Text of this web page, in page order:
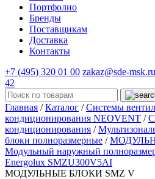
Портфолио
Бренды
Поставщикам
Доставка
Контакты
+7 (495) 320 01 00 zakaz@sde-msk.ru
42
Главная / Каталог / Системы
кондиционирования NEOVENT /
кондиционирования /
блоки полноразмерные /
Модульный наружный
Energolux SMZU300V5AI
МОДУЛЬНЫЕ БЛОКИ SMZ V